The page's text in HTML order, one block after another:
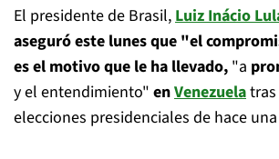
El presidente de Brasil,Luiz Inácio
aseguró este lunes que "el
es el motivo que le ha llevado, "a
y el entendimiento" enVenezuela
elecciones presidenciales de hace